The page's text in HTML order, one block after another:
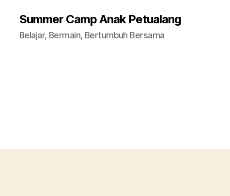
Summer Camp Anak Petualang
Belajar, Bermain, Bertumbuh Bersama